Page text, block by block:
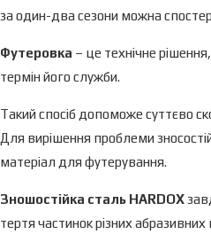
за один-два сезони можна
Футеровка – це технічне
термін його служби.
Такий спосіб допоможе суттєво
Для вирішення проблеми
матеріал для футерування.
Зношостійка сталь HARDOX
тертя частинок різних